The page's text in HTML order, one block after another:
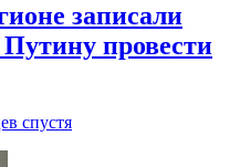
записали
провести
спустя